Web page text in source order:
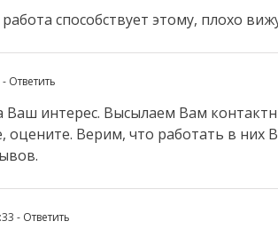
способствует этому, плохо
- Ответить
Ваш интерес. Высылаем Вам
оцените. Верим, что работать в них
- Ответить